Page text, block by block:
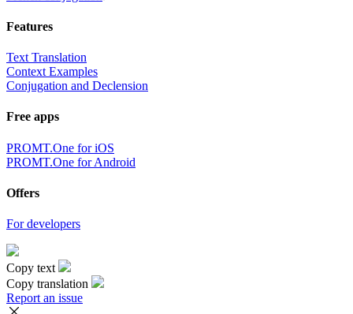
Features
Text Translation
Context Examples
Conjugation and Declension
Free apps
PROMT.One for iOS
PROMT.One for Android
Offers
For developers
Copy text
Copy translation
Report an issue